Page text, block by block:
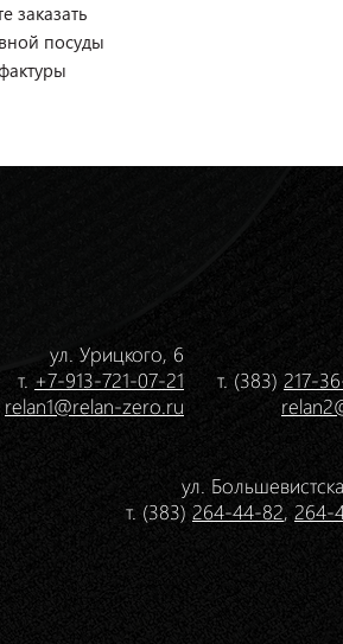
заказать
посуды
ул. Урицкого, 6
т. +7-913-721-07-21
relan1@relan-zero.ru
т. (383) 217-
ул.
т. (383) 264-44-82, 264-